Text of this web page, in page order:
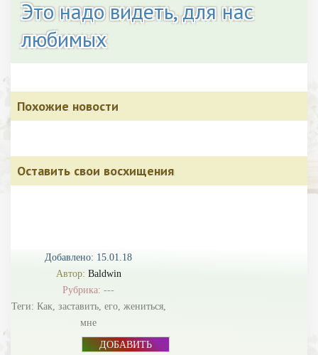
Добавлено: 15.01.18
Автор: Baldwin
Рубрика: ---
Теги: Как, заставить, его, жениться,
мне
ДОБАВИТЬ
Это надо видеть, для нас
любимых
Похожие новости
Оставить свои восхищения